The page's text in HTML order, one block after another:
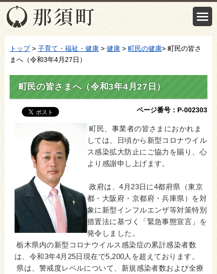
トップ> 子育て・福祉・健康 > 健康 > 町民の健康> 町民の皆さ
まへ（令和3年4月27日）
町民の皆さまへ（令和3年4月27日）
ページ番号：P-002303
町民、事業者の皆さまにおかれま
しては、日頃から新型コロナウイル
ス感染拡大防止にご協力を賜り、心
より感謝申し上げます。
政府は、4月23日に4都府県（東京
都・大阪府・京都府・兵庫県）を対
象に新型インフルエンザ等対策特別
措置法に基づく「緊急事態宣言」を
発令しました。
栃木県内の新型コロナウイルス感染症の累計感染者数
は、令和3年4月25日現在で5,200人を超えております。
県は、警戒度レベルについて、新規感染者数および全療